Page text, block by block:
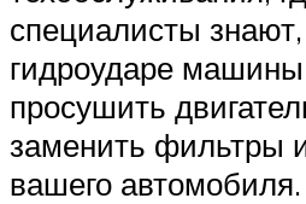
специалисты
гидроударе
просушить
заменить фильтры
вашего автомобиля.